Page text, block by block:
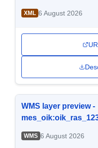
XML 6 August 2026
WMS layer preview -
WMS 6 August 2026